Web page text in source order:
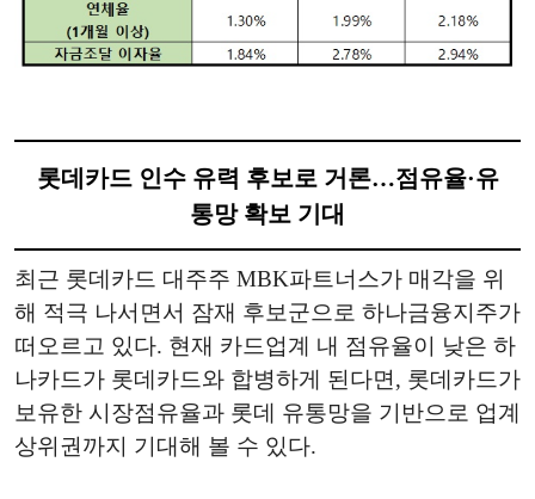
롯데카드 인수 유력 후보로 거론…점유율·유
통망 확보 기대
최근 롯데카드 대주주 MBK파트너스가 매각을 위
해 적극 나서면서 잠재 후보군으로 하나금융지주가
떠오르고 있다. 현재 카드업계 내 점유율이 낮은 하
나카드가 롯데카드와 합병하게 된다면, 롯데카드가
보유한 시장점유율과 롯데 유통망을 기반으로 업계
상위권까지 기대해 볼 수 있다.